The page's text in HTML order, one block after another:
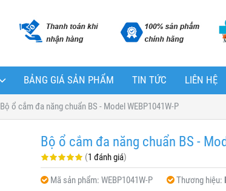
BẢNG GIÁ SẢN PHẨM TIN TỨC LIÊN HỆ
Bộ ổ cắm đa năng chuẩn BS - Model WEBP1041W-P
Bộ ổ cắm đa năng chuẩn BS -
(1 đánh giá)
Mã sản phẩm: WEBP1041W-P Thương hiệu: